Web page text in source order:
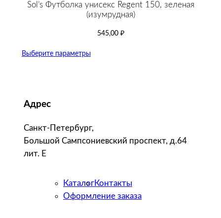
Sol’s Футболка унисекс Regent 150, зеленая
(изумрудная)
545,00 ₽
Выберите параметры
Адрес
Санкт-Петербург,
Большой Сампсониевский проспект, д.64
лит. Е
КаталогКонтакты
Оформление заказа